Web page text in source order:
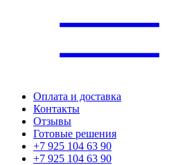
Оплата и доставка
Контакты
Отзывы
Готовые решения
+7 925 104 63 90
+7 925 104 63 90